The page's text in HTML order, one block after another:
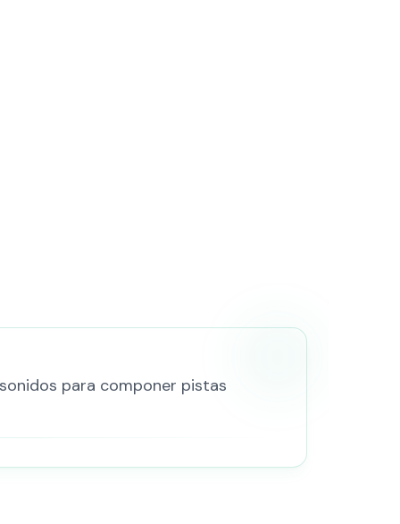
para componer pistas